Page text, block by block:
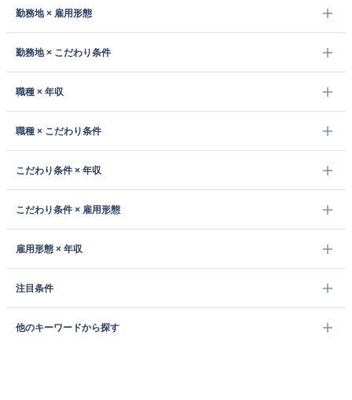
勤務地 × 雇用形態
勤務地 × こだわり条件
職種 × 年収
職種 × こだわり条件
こだわり条件 × 年収
こだわり条件 × 雇用形態
雇用形態 × 年収
注目条件
他のキーワードから探す